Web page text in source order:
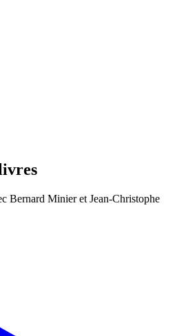
Bernard Minier et Jean-Christophe